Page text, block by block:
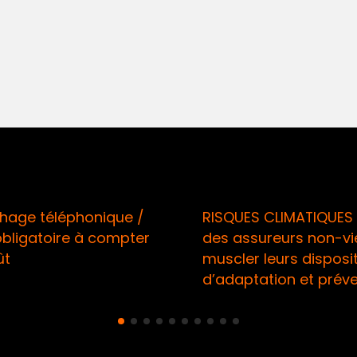
/
RISQUES CLIMATIQUES / Appel
des assureurs non-vie à
muscler leurs dispositifs
d’adaptation et prévention